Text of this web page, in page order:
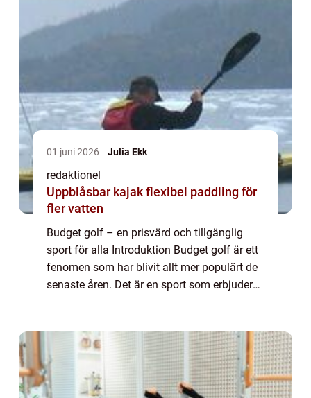
01 juni 2026 Julia Ekk
redaktionel
Uppblåsbar kajak flexibel paddling för
fler vatten
Budget golf – en prisvärd och tillgänglig
sport för alla Introduktion Budget golf är ett
fenomen som har blivit allt mer populärt de
senaste åren. Det är en sport som erbjuder